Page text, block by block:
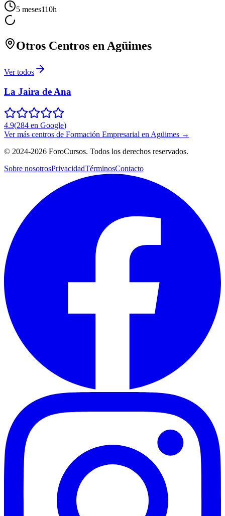
5 meses110h
Otros Centros enAgüimes
Ver todos
La Jaira de Ana
4.9(284 en Google)
Ver más centros de Formación Empresarial en Agüimes →
© 2024-2026 ForoCursos. Todos los derechos reservados.
Sobre nosotrosPrivacidadTérminosContacto